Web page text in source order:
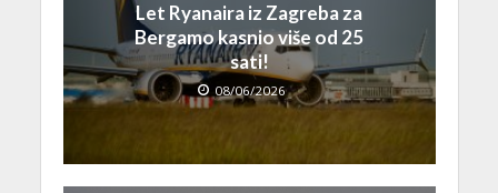
Let Ryanaira iz Zagreba za
Bergamo kasnio više od 25
sati!
08/06/2026